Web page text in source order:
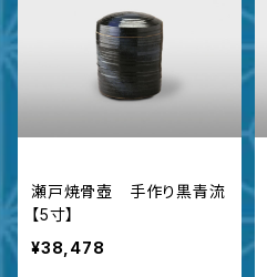
瀬戸焼骨壺 手作り黒青流
【5寸】
¥38,478